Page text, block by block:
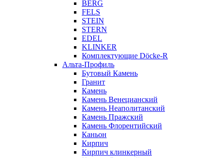
BERG
FELS
STEIN
STERN
EDEL
KLINKER
Комплектующие Döcke-R
Альта-Профиль
Бутовый Камень
Гранит
Камень
Камень Венецианский
Камень Неаполитанский
Камень Пражский
Камень Флорентийский
Каньон
Кирпич
Кирпич клинкерный